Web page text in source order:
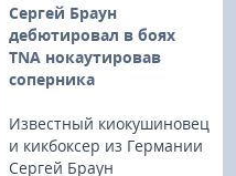
Сергей Браун
дебютировал в боях
TNA нокаутировав
соперника
Известный киокушиновец
и кикбоксер из Германии
Сергей Браун